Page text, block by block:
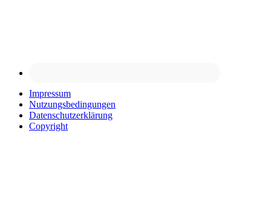
Impressum
Nutzungsbedingungen
Datenschutzerklärung
Copyright